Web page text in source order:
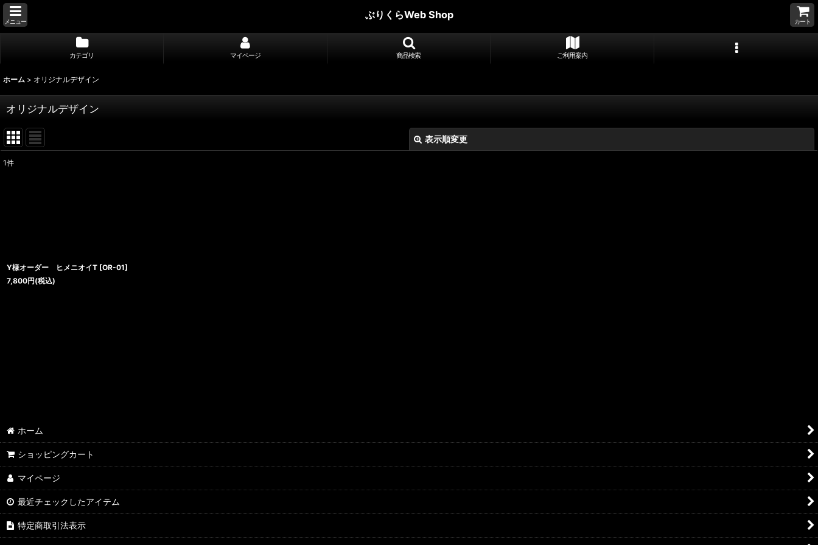
メニュー
ぶりくらWeb Shop
カート
カテゴリ マイページ 商品検索 ご利用案内
ホーム > オリジナルデザイン
オリジナルデザイン
表示順変更
1件
Y様オーダー ヒメニオイT [OR-01]
7,800円(税込)
ホーム
ショッピングカート
マイページ
最近チェックしたアイテム
特定商取引法表示